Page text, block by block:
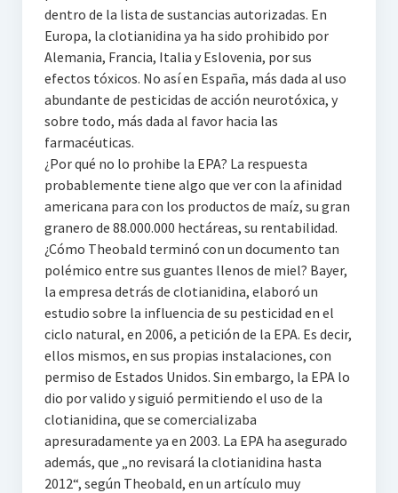
dentro de la lista de sustancias autorizadas. En
Europa, la clotianidina ya ha sido prohibido por
Alemania, Francia, Italia y Eslovenia, por sus
efectos tóxicos. No así en España, más dada al uso
abundante de pesticidas de acción neurotóxica, y
sobre todo, más dada al favor hacia las
farmacéuticas.
¿Por qué no lo prohibe la EPA? La respuesta
probablemente tiene algo que ver con la afinidad
americana para con los productos de maíz, su gran
granero de 88.000.000 hectáreas, su rentabilidad.
¿Cómo Theobald terminó con un documento tan
polémico entre sus guantes llenos de miel? Bayer,
la empresa detrás de clotianidina, elaboró un
estudio sobre la influencia de su pesticidad en el
ciclo natural, en 2006, a petición de la EPA. Es decir,
ellos mismos, en sus propias instalaciones, con
permiso de Estados Unidos. Sin embargo, la EPA lo
dio por valido y siguió permitiendo el uso de la
clotianidina, que se comercializaba
apresuradamente ya en 2003. La EPA ha asegurado
además, que „no revisará la clotianidina hasta
2012“, según Theobald, en un artículo muy